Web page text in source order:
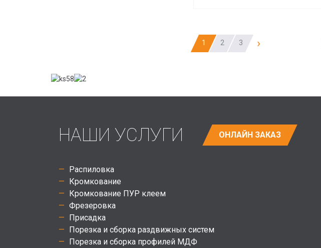
1 2 3 ›
НАШИ УСЛУГИ ОНЛАЙН ЗАКАЗ
Распиловка
Кромкование
Кромкование ПУР клеем
Фрезеровка
Присадка
Порезка и сборка раздвижных систем
Порезка и сборка профилей МДФ